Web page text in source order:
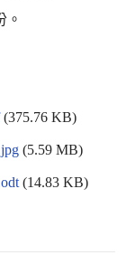
。
(375.76 KB)
(5.59 MB)
(14.83 KB)